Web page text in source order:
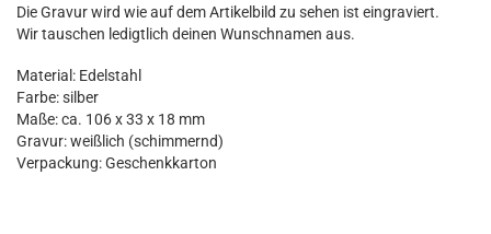
Die Gravur wird wie auf dem Artikelbild zu sehen ist eingraviert.
Wir tauschen ledigtlich deinen Wunschnamen aus.
Material: Edelstahl
Farbe: silber
Maße: ca. 106 x 33 x 18 mm
Gravur: weißlich (schimmernd)
Verpackung: Geschenkkarton